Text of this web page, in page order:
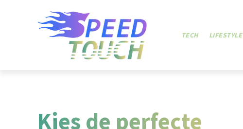
TECH LIFESTYLE
Kies de perfecte